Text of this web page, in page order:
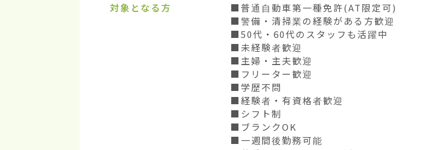
対象となる方
■普通自動車第一種免許(AT限定可)
■警備・清掃業の経験がある方歓迎
■50代・60代のスタッフも活躍中
■未経験者歓迎
■主婦・主夫歓迎
■フリーター歓迎
■学歴不問
■経験者・有資格者歓迎
■シフト制
■ブランクOK
■一週間後勤務可能